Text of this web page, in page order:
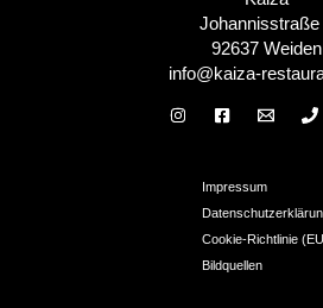
Johannisstraße
92637 Weiden
info@kaiza-
Impressum
Cookie-Richtlinie
Bildquellen